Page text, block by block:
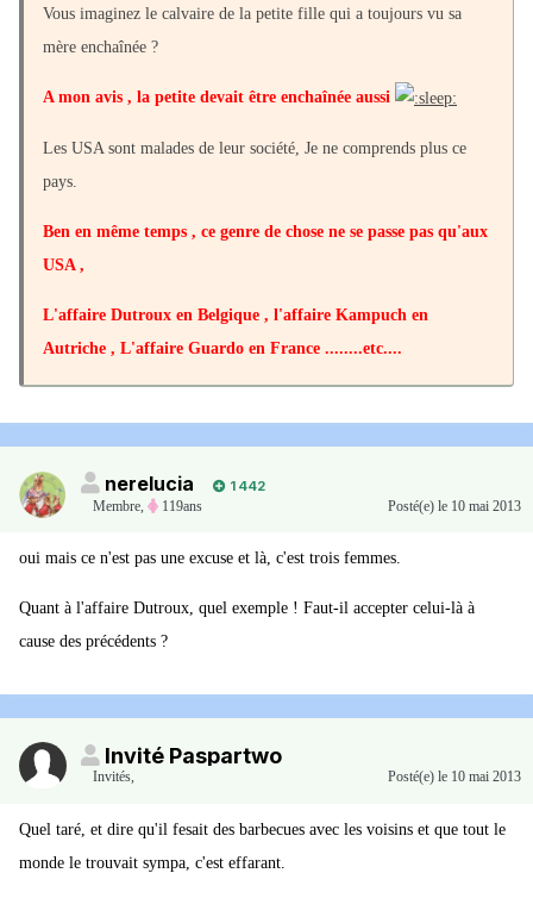
Vous imaginez le calvaire de la petite fille qui a toujours vu sa
mère enchaînée ?
A mon avis , la petite devait être enchaînée aussi
Les USA sont malades de leur société, Je ne comprends plus ce
pays.
Ben en même temps , ce genre de chose ne se passe pas qu'aux
USA ,
L'affaire Dutroux en Belgique , l'affaire Kampuch en
Autriche , L'affaire Guardo en France ........etc....
nerelucia
1 442
Membre, 119ans Posté(e) le 10 mai 2013
oui mais ce n'est pas une excuse et là, c'est trois femmes.
Quant à l'affaire Dutroux, quel exemple ! Faut-il accepter celui-là à
cause des précédents ?
Invité Paspartwo
Invités, Posté(e) le 10 mai 2013
Quel taré, et dire qu'il fesait des barbecues avec les voisins et que tout le
monde le trouvait sympa, c'est effarant.